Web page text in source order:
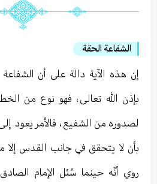
الشفاعة الحقة
إن هذه الآية دالة على أن
بإذن الله تعالى ، فهو نوع من
لصدوره من الشفيع ، فالأمر يعود
بأن لا يتحقق في جانب القدس إلا
روي أنّه حينما سُئل الإمام